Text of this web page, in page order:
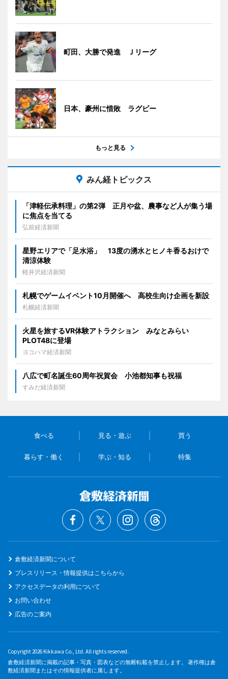
町田、大勝で発進 Ｊリーグ
日本、豪州に惜敗 ラグビー
もっと見る
みん経トピックス
「津軽伝承料理」の第2弾 正月や盆、農事など人が集う場
に焦点を当てる
弘前経済新聞
星野エリアで「足水浴」 13度の湧水とヒノキ香るおけで
清涼体験
軽井沢経済新聞
札幌でゲームイベント10月開催へ 高校生向け企画を新設
札幌経済新聞
火星を旅するVR体験アトラクション みなとみらい
PLOT48に登場
ヨコハマ経済新聞
八広で町名誕生60周年祝賀会 小池都知事も祝福
すみだ経済新聞
食べる 見る・遊ぶ 買う
暮らす・働く 学ぶ・知る 特集
倉敷経済新聞について
プレスリリース・情報提供はこちらから
アクセスデータの利用について
お問い合わせ
広告のご案内
Copyright 2026 Kikkawa Co., Ltd. All rights reserved.
倉敷経済新聞に掲載の記事・写真・図表などの無断転載を禁止します。 著作権は倉
敷経済新聞またはその情報提供者に属します。